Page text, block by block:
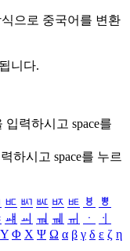
으로 중국어를 변환
니다.
입력하시고 space를
하시고 space를 누르
ㅳ ㅴ ㅵ ㅶ ㅷ ㅸ
ㅹ
ㆈ ㆉ ㆊ ㆋ ㆌ ㆍ
ㆎ
Υ Φ Χ Ψ Ω α β γ δ ε ζ η